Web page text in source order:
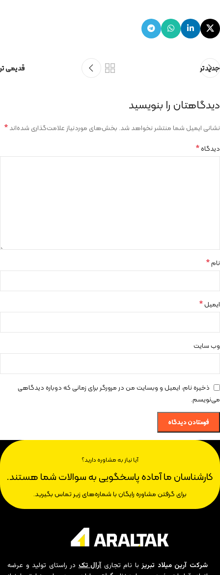
جدیدتر قدیمی تر
دیدگاهتان را بنویسید
نشانی ایمیل شما منتشر نخواهد شد. بخش‌های موردنیاز علامت‌گذاری شده‌اند*
دیدگاه*
نام*
ایمیل*
وب‌ سایت
ذخیره نام، ایمیل و وبسایت من در مرورگر برای زمانی که دوباره دیدگاهی
می‌نویسم.
آیا نیاز به مشاوره دارید؟
کارشناسان ما آماده پاسخگویی به سوالات شما هستند.
برای گرفتن مشاوره رایگان با شماره‌های زیر تماس بگیرید.
شرکت آرین میلاد تبریزبا نام تجاریآرال تکدر راستای تولید و عرضه